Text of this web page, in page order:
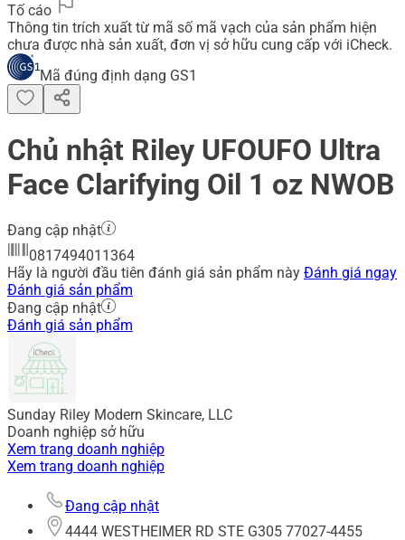
Tố cáo
Thông tin trích xuất từ mã số mã vạch của sản phẩm hiện
chưa được nhà sản xuất, đơn vị sở hữu cung cấp với iCheck.
Mã đúng định dạng GS1
Chủ nhật Riley UFOUFO Ultra
Face Clarifying Oil 1 oz NWOB
Đang cập nhật
0817494011364
Hãy là người đầu tiên đánh giá sản phẩm này Đánh giá ngay
Đánh giá sản phẩm
Đang cập nhật
Đánh giá sản phẩm
Sunday Riley Modern Skincare, LLC
Doanh nghiệp sở hữu
Xem trang doanh nghiệp
Xem trang doanh nghiệp
Đang cập nhật
4444 WESTHEIMER RD STE G305 77027-4455